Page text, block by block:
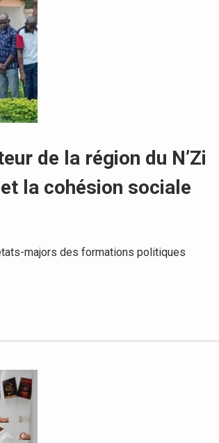
de la région du N’Zi
la cohésion sociale
majors des formations politiques